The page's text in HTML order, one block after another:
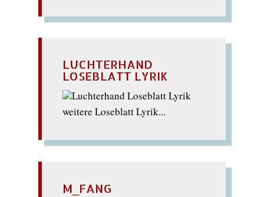
LUCHTERHAND
LOSEBLATT LYRIK
weitere Loseblatt Lyrik...
M_FANG